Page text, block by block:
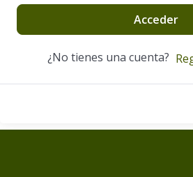
Acceder
¿No tienes una cuenta?